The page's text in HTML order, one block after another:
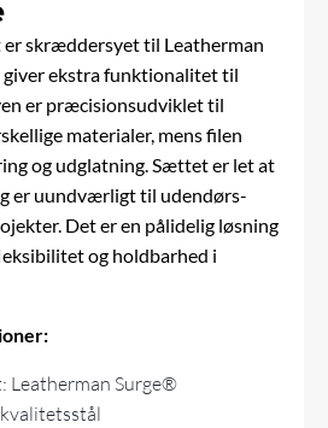
skræddersyet til Leatherman
ekstra funktionalitet til
er præcisionsudviklet til
materialer, mens filen
og udglatning. Sættet er let at
er uundværligt til udendørs-
Det er en pålidelig løsning
og holdbarhed i
Leatherman Surge®